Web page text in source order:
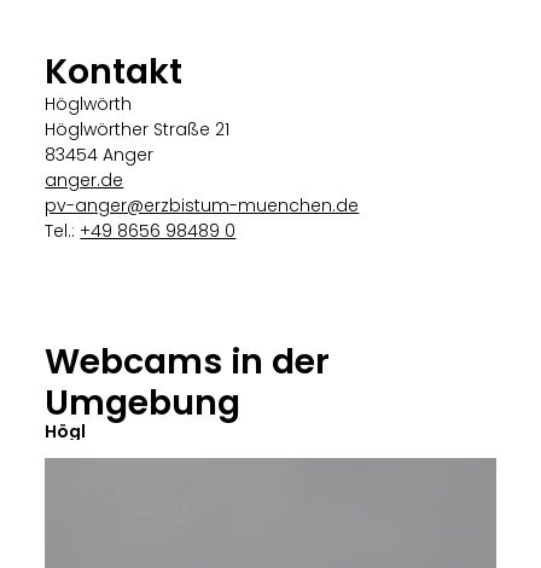
Kontakt
Höglwörth
Höglwörther Straße 21
83454 Anger
anger.de
pv-anger@erzbistum-muenchen.de
Tel.:+49 8656 98489 0
Webcams in der
Umgebung
Högl